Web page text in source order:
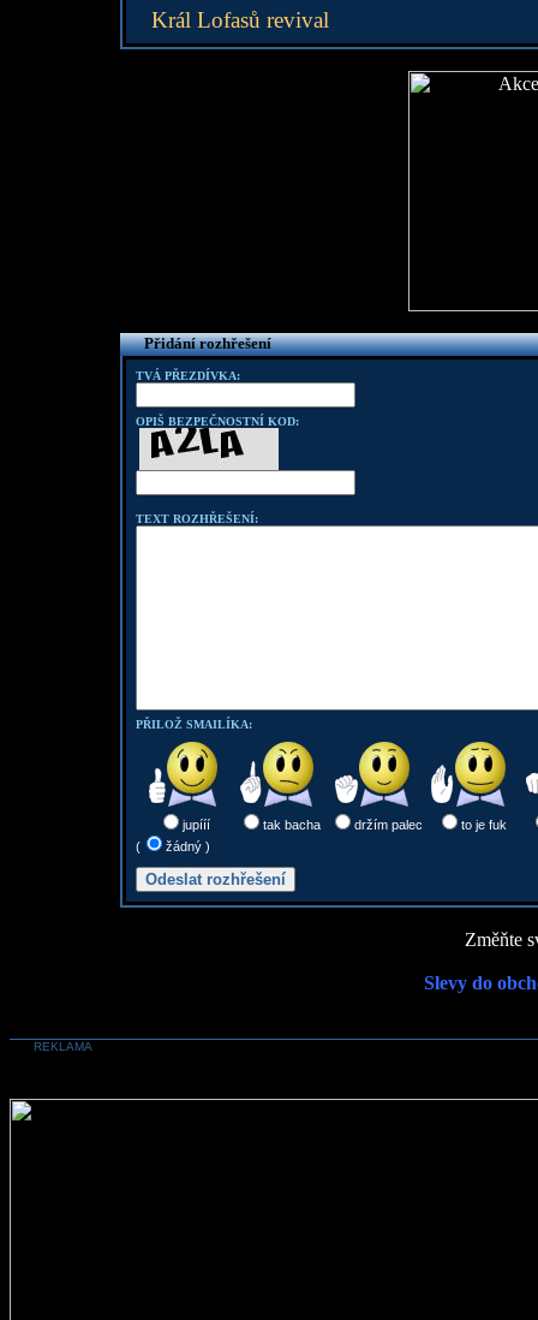
Král Lofasů revival
Přidání rozhřešení
TVÁ PŘEZDÍVKA:
OPIŠ BEZPEČNOSTNÍ KOD:
TEXT ROZHŘEŠENÍ:
PŘILOŽ SMAILÍKA:
jupííí tak bacha držím palec
to je fuk
(
žádný )
Změňte
Slevy do
REKLAMA